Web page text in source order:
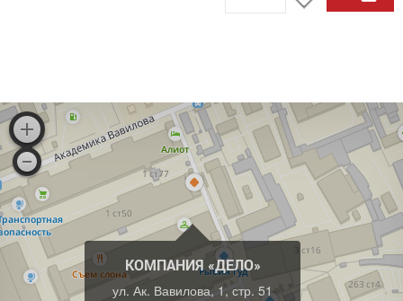
КОМПАНИЯ «ДЕЛО»
ул. Ак. Вавилова, 1, стр. 51